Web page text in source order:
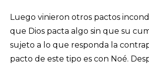
Luego vinieron otros pactos
que Dios pacta algo sin que su
sujeto a lo que responda la
pacto de este tipo es con Noé.